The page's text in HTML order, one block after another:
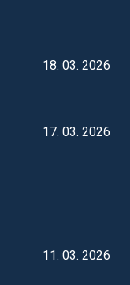
18. 03. 2026
17. 03. 2026
11. 03. 2026